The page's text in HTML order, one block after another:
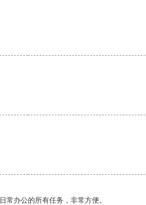
办公的所有任务，非常方便。